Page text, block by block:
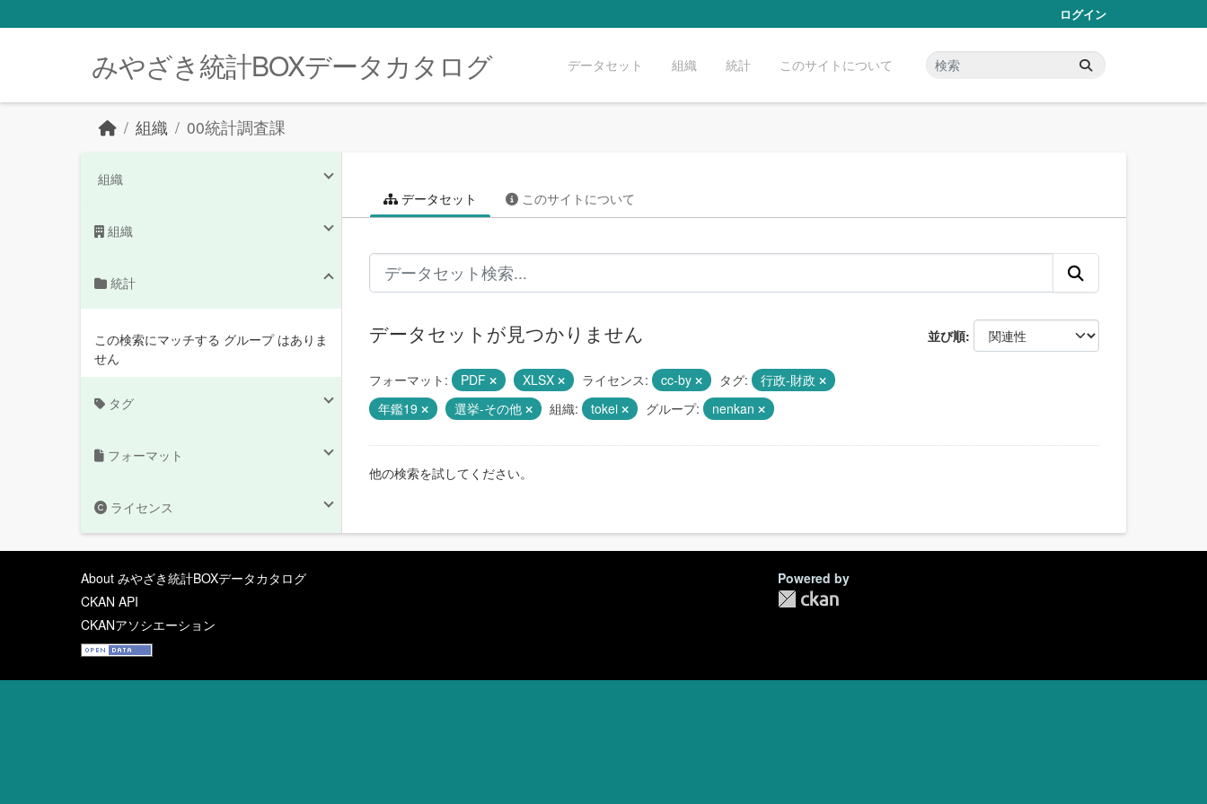
ログイン
みやざき統計BOXデータカタログ データセット 組織 統計 このサイトについて
組織 00統計調査課
組織
組織
統計
この検索にマッチする グループ はありま
せん
タグ
フォーマット
ライセンス
データセット このサイトについて
並び順
データセットが見つかりません
フォーマット: PDF XLSX ライセンス: cc-by タグ:
行政-財政
年鑑19
選挙-その他 組織: tokei グループ: nenkan
他の検索を試してください。
About みやざき統計BOXデータカタログ
CKAN API
CKANアソシエーション
Powered by